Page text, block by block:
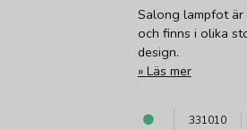
Salong lampfot
och finns i olika
design.
Läs mer
331010